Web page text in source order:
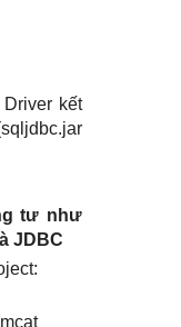
kết
tư như
JDBC